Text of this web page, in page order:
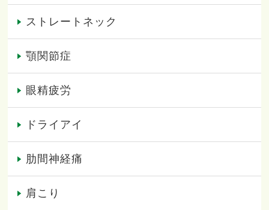
ストレートネック
顎関節症
眼精疲労
ドライアイ
肋間神経痛
肩こり